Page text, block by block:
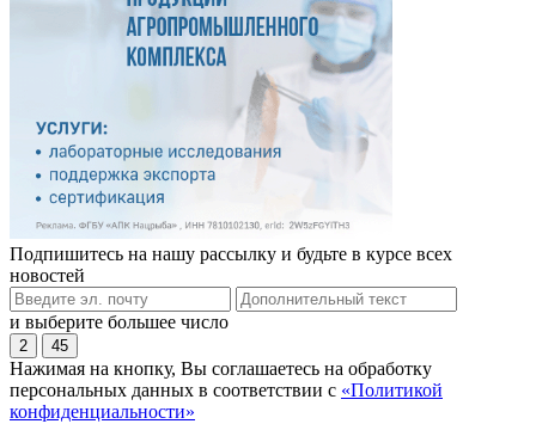
Подпишитесь на нашу рассылку и будьте в курсе всех
новостей
и выберите большее число
2 45
Нажимая на кнопку, Вы соглашаетесь на обработку
персональных данных в соответствии с «Политикой
конфиденциальности»